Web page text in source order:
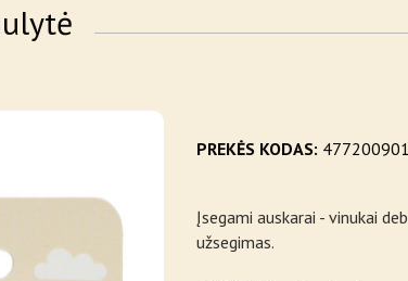
PREKĖS KODAS:
Įsegami auskarai - vinukai
užsegimas.